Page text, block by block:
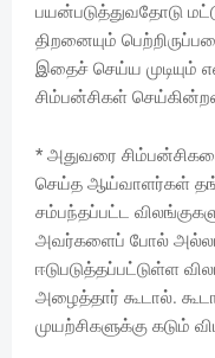
பயன்படுத்துவதோடு
திறனையும்
இதைச் செய்ய
சிம்பன்சிகள்
* அதுவரை
செய்த ஆய்வாளர்கள்
சம்பந்தப்பட்ட
அவர்களைப் போல்
ஈடுபடுத்தப்பட்டுள்ள
அழைத்தார் கூடால்.
முயற்சிகளுக்கு கடும்